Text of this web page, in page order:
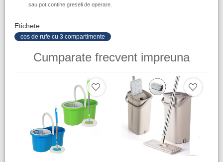
sau pot contine greseli de operare.
Etichete:
cos de rufe cu 3 compartimente
Cumparate frecvent impreuna